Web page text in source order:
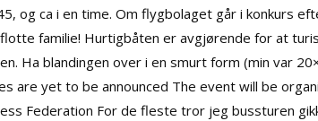
og ca i en time. Om flygbolaget går i konkurs
familie! Hurtigbåten er avgjørende for at
Ha blandingen over i en smurt form (min var
are yet to be announced The event will be
Federation For de fleste tror jeg bussturen